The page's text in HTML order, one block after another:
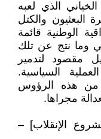
الذي لعبه
البعثيون والكتل
الوطنية قائمة
وما نتج عن تلك
مقصود لتدمير
السياسية.
من هذه الرؤوس
مجراها.
الإنقلاب] –